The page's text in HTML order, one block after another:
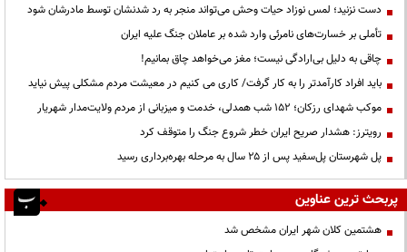
دست نزنید؛ لمس نوزاد حیات وحش می‌تواند منجر به رد شدنشان توسط مادرشان شود
تأملی بر خسارت‌های نامرئی وارد شده بر عاملان جنگ علیه ایران
چاقی به دلیل بی‌ارادگی نیست؛ مغز می‌خواهد چاق بمانیم!
باید افراد کارآمدتر را به کار گرفت/ کاری می کنیم در معیشت مردم مشکلی پیش نیاید
موکب شهدای رزکان؛ ۱۵۲ شب همدلی، خدمت و میزبانی از مردم ولایت‌مدار شهریار
رویترز: هشدار صریح ایران خطر شروع جنگ را متوقف کرد
پل شهرستان پل‌سفید پس از ۲۵ سال به مرحله بهره‌برداری رسید
پربحث ترین عناوین
هشتمین کلان شهر ایران مشخص شد